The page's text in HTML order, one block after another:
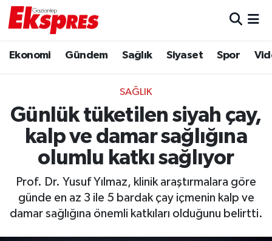
Ekonomi Gündem Sağlık Siyaset Spor
SAĞLIK
Günlük tüketilen siyah çay,
kalp ve damar sağlığına
olumlu katkı sağlıyor
Prof. Dr. Yusuf Yılmaz, klinik araştırmalara göre
günde en az 3 ile 5 bardak çay içmenin kalp ve
damar sağlığına önemli katkıları olduğunu belirtti.
Ekonomi
Gaziantep son dakika
Genel
Haberler
Trafik Durumu
Puan Durumu ve Fikstür
Tüm Manşetler
Haber Arşivi